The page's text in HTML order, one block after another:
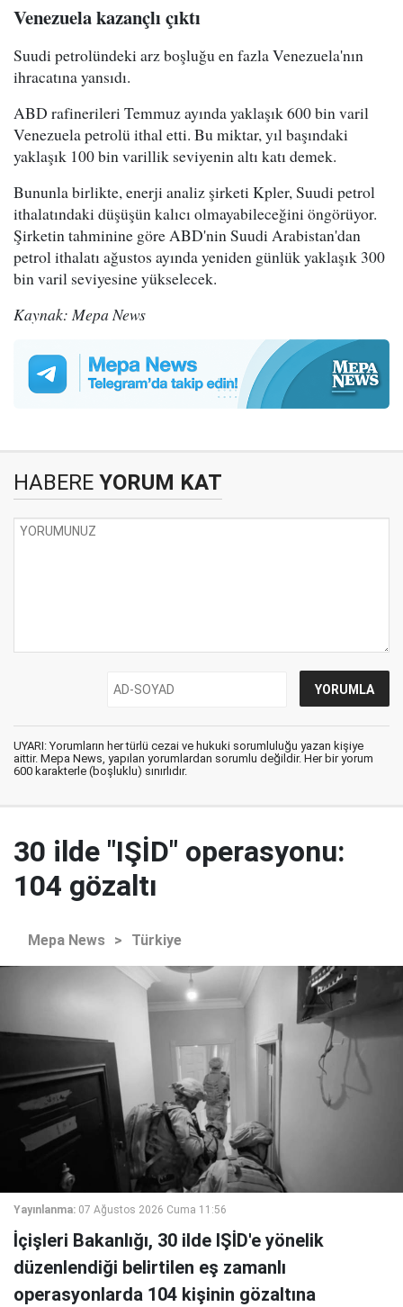
Venezuela kazançlı çıktı
Suudi petrolündeki arz boşluğu en fazla Venezuela'nın
ihracatına yansıdı.
ABD rafinerileri Temmuz ayında yaklaşık 600 bin varil
Venezuela petrolü ithal etti. Bu miktar, yıl başındaki
yaklaşık 100 bin varillik seviyenin altı katı demek.
Bununla birlikte, enerji analiz şirketi Kpler, Suudi petrol
ithalatındaki düşüşün kalıcı olmayabileceğini öngörüyor.
Şirketin tahminine göre ABD'nin Suudi Arabistan'dan
petrol ithalatı ağustos ayında yeniden günlük yaklaşık 300
bin varil seviyesine yükselecek.
Kaynak: Mepa News
HABERE YORUM KAT
UYARI: Yorumların her türlü cezai ve hukuki sorumluluğu yazan kişiye
aittir. Mepa News, yapılan yorumlardan sorumlu değildir. Her bir yorum
600 karakterle (boşluklu) sınırlıdır.
30 ilde "IŞİD" operasyonu:
104 gözaltı
Mepa News > Türkiye
Yayınlanma: 07 Ağustos 2026 Cuma 11:56
İçişleri Bakanlığı, 30 ilde IŞİD'e yönelik
düzenlendiği belirtilen eş zamanlı
operasyonlarda 104 kişinin gözaltına